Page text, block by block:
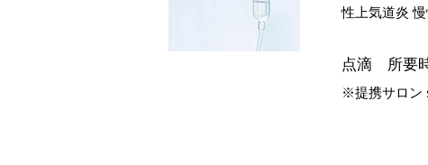
性上気道炎
点滴 所要
※提携サロン